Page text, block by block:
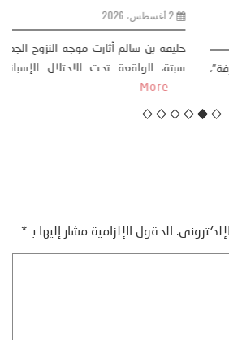
قصتي مع التغييرات المناخية ” المتطرفة”،
حين أطردنا ...
الحقول الإلزامية مشار إليها بـ*